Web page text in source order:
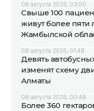
08 августа 2026, 03:00
Свыше 100
живут более пяти
Жамбылской
08 августа 2026, 01:48
Девять
изменят схему
Алматы
08 августа 2026, 00:48
Более 360